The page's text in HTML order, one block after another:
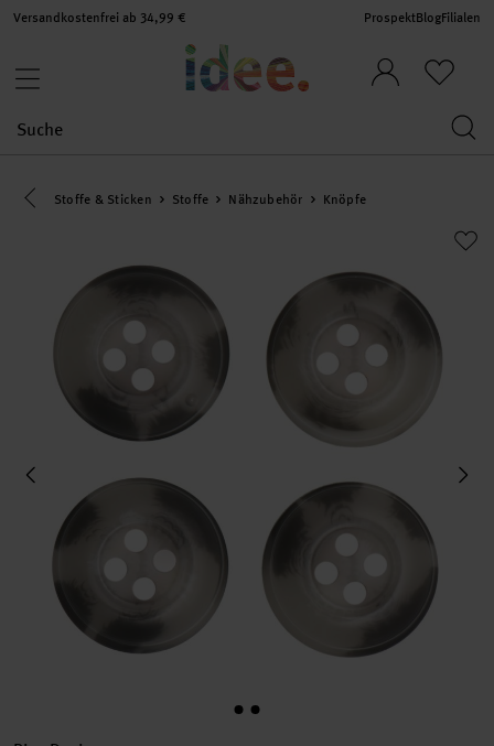
Versandkostenfrei ab 34,99 € ProspektBlogFilialen
Eine Kategorie zurück navigieren
Stoffe & Sticken Stoffe Nähzubehör Knöpfe